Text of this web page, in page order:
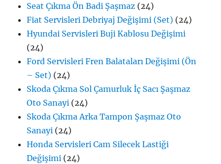
Seat Çıkma Ön Badi Şaşmaz (24)
Fiat Servisleri Debriyaj Değişimi (Set) (24)
Hyundai Servisleri Buji Kablosu Değişimi
(24)
Ford Servisleri Fren Balataları Değişimi (Ön
– Set) (24)
Skoda Çıkma Sol Çamurluk İç Sacı Şaşmaz
Oto Sanayi (24)
Skoda Çıkma Arka Tampon Şaşmaz Oto
Sanayi (24)
Honda Servisleri Cam Silecek Lastiği
Değişimi (24)